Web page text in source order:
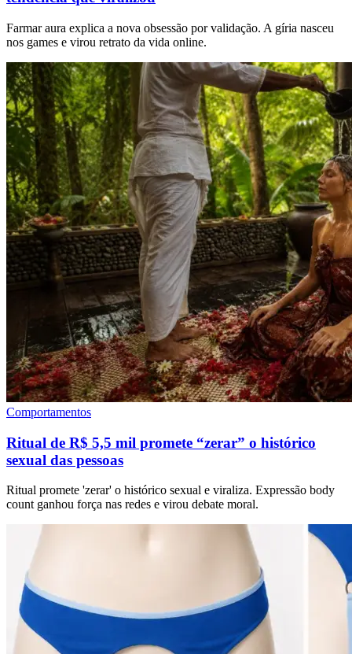
Farmar aura explica a nova obsessão por validação. A gíria nasceu
nos games e virou retrato da vida online.
Comportamentos
Ritual de R$ 5,5 mil promete “zerar” o histórico
sexual das pessoas
Ritual promete 'zerar' o histórico sexual e viraliza. Expressão body
count ganhou força nas redes e virou debate moral.